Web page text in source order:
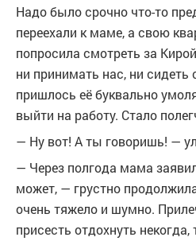
Надо было срочно что-то
переехали к маме, а свою
попросила смотреть за
ни принимать нас, ни сидеть
пришлось её буквально
выйти на работу. Стало
— Ну вот! А ты говоришь! —
— Через полгода мама
может, — грустно
очень тяжело и шумно.
присесть отдохнуть некогда,